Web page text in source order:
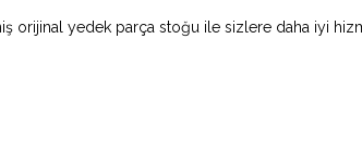
orijinal yedek parça stoğu ile sizlere daha iyi